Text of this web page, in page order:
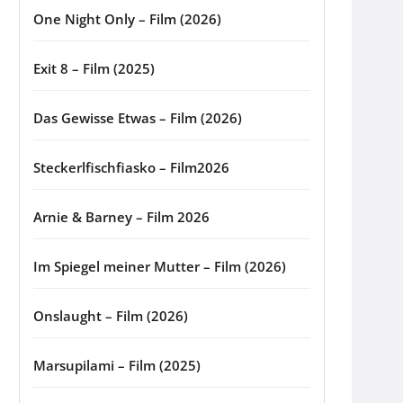
One Night Only – Film (2026)
Exit 8 – Film (2025)
Das Gewisse Etwas – Film (2026)
Steckerlfischfiasko – Film2026
Arnie & Barney – Film 2026
Im Spiegel meiner Mutter – Film (2026)
Onslaught – Film (2026)
Marsupilami – Film (2025)